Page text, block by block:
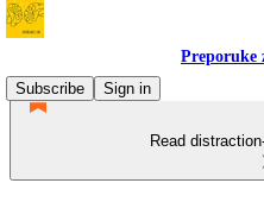
Preporuke
Subscribe
Sign in
Read